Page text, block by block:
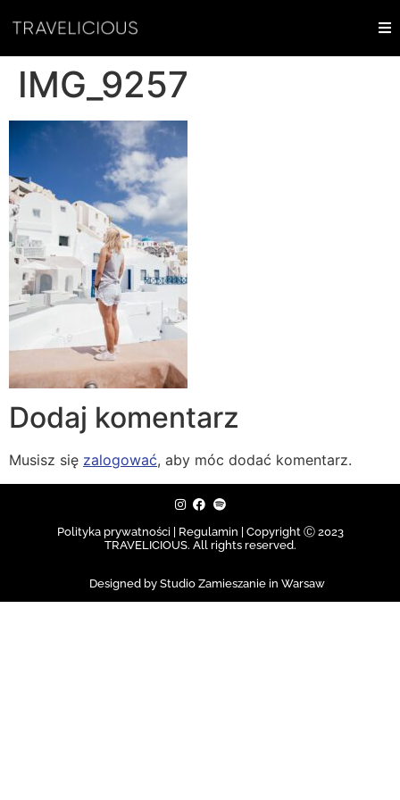
IMG_9257
Dodaj komentarz
Musisz się zalogować, aby móc dodać komentarz.
Polityka prywatności | Regulamin | Copyright Ⓒ 2023
TRAVELICIOUS. All rights reserved.
Designed by Studio Zamieszanie in Warsaw